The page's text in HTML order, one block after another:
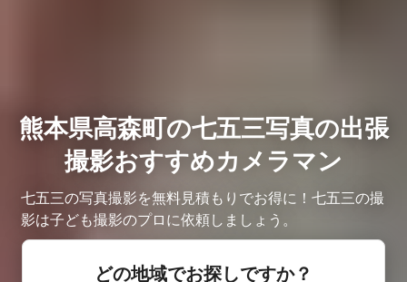
熊本県高森町の七五三写真の出張
撮影おすすめカメラマン
七五三の写真撮影を無料見積もりでお得に！七五三の撮
影は子ども撮影のプロに依頼しましょう。
どの地域でお探しですか？